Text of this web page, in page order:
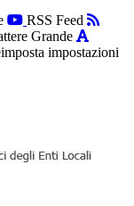
RSS Feed
Grande
impostazioni